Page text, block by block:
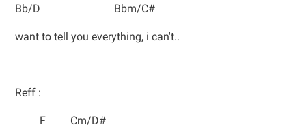
Bb/D Bbm/C#
want to tell you everything, i can't..
Reff :
F Cm/D#